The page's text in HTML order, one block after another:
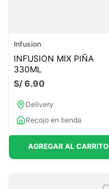
Infusion
INFUSION MIX PIÑA
330ML
S/6.90
Delivery
Recojo en tienda
AGREGAR AL CARRITO